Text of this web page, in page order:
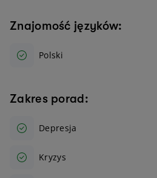
Znajomość języków:
Polski
Zakres porad:
Depresja
Kryzys